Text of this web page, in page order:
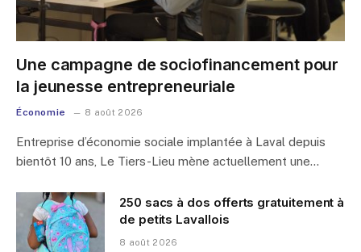
Une campagne de sociofinancement pour
la jeunesse entrepreneuriale
Économie 8 août 2026
Entreprise d’économie sociale implantée à Laval depuis
bientôt 10 ans, Le Tiers-Lieu mène actuellement une…
250 sacs à dos offerts gratuitement à
de petits Lavallois
8 août 2026